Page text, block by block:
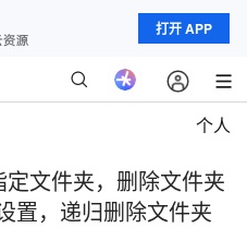
打开 APP
个人
文件夹，删除文件夹
置，递归删除文件夹